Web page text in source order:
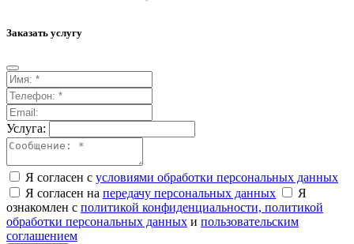
Заказать услугу
Услуга:
Я согласен с условиями обработки персональных данных
Я согласен на передачу персональных данных
Я
ознакомлен с политикой конфиденциальности, политикой
обработки персональных данных и пользовательским
соглашением